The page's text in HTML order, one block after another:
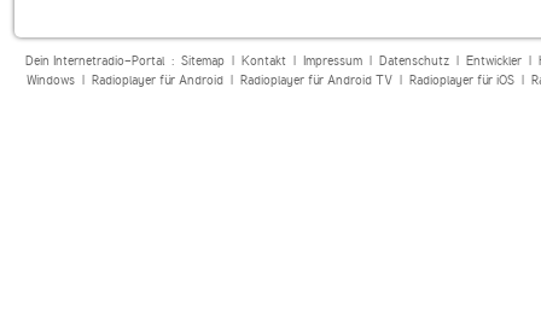
Dein Internetradio-Portal : Sitemap| Kontakt| Impressum| Datenschutz| Entwickler|
Windows| Radioplayer für Android| Radioplayer für Android TV| Radioplayer für iOS|